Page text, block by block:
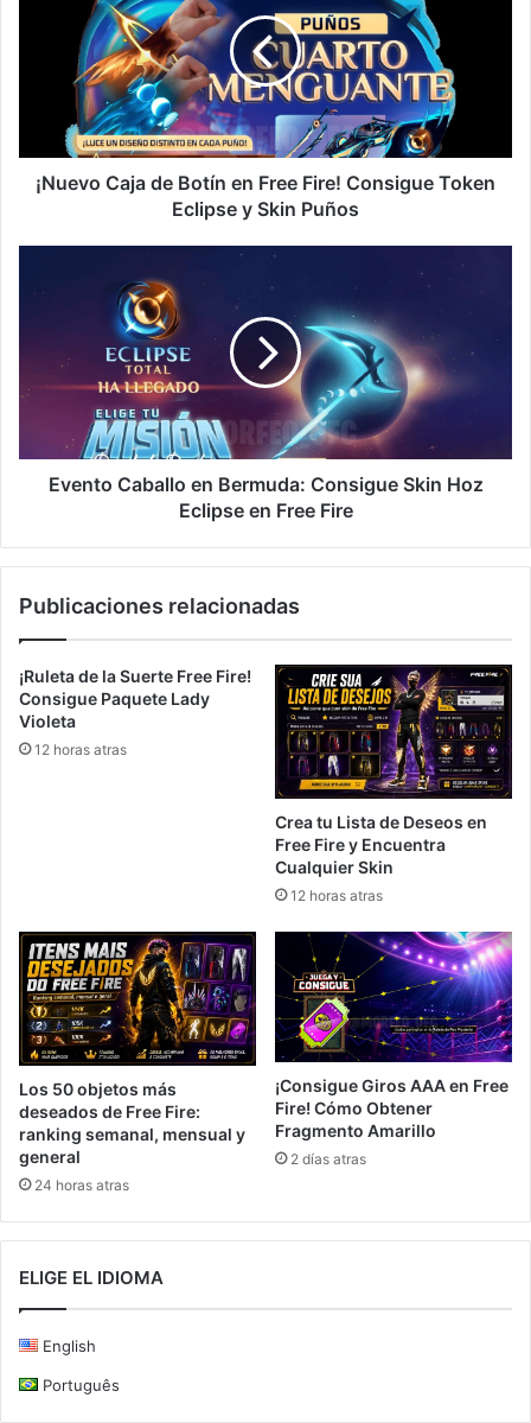
Consigue
Token
Eclipse
¡Nuevo Caja de Botín en Free Fire! Consigue Token
Eclipse y Skin Puños
Consigue
Skin
en
FreeEvento Caballo en Bermuda: Consigue Skin Hoz
Eclipse en Free Fire
Publicaciones relacionadas
¡Ruleta de la Suerte Free Fire!
Consigue Paquete Lady
Violeta
12 horas atras
Crea tu Lista de Deseos en
Free Fire y Encuentra
Cualquier Skin
12 horas atras
Los 50 objetos más
deseados de Free Fire:
ranking semanal, mensual y
general
24 horas atras
¡Consigue Giros AAA en Free
Fire! Cómo Obtener
Fragmento Amarillo
2 días atras
ELIGE EL IDIOMA
English
Português